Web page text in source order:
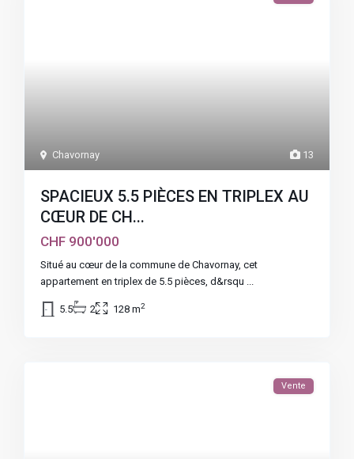
13
Chavornay
SPACIEUX 5.5 PIÈCES EN TRIPLEX AU
CŒUR DE CH...
CHF 900'000
Situé au cœur de la commune de Chavornay, cet
appartement en triplex de 5.5 pièces, d&rsqu ...
5.5 2 128 m2
Vente